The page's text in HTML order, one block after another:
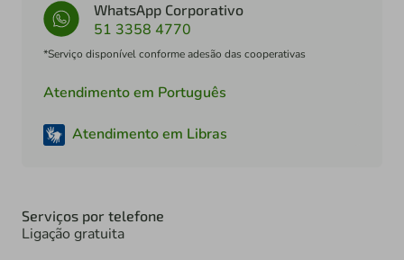
WhatsApp Corporativo
51 3358 4770
*Serviço disponível conforme adesão das cooperativas
Atendimento em Português
Atendimento em Libras
Serviços por telefone
Ligação gratuita